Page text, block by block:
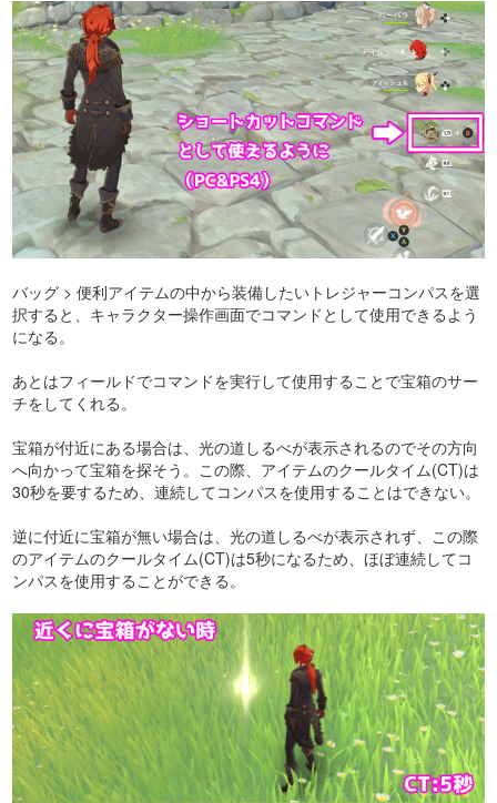
バッグ > 便利アイテムの中から装備したいトレジャーコンパスを選
択すると、キャラクター操作画面でコマンドとして使用できるよう
になる。
あとはフィールドでコマンドを実行して使用することで宝箱のサー
チをしてくれる。
宝箱が付近にある場合は、光の道しるべが表示されるのでその方向
へ向かって宝箱を探そう。この際、アイテムのクールタイム(CT)は
30秒を要するため、連続してコンパスを使用することはできない。
逆に付近に宝箱が無い場合は、光の道しるべが表示されず、この際
のアイテムのクールタイム(CT)は5秒になるため、ほぼ連続してコ
ンパスを使用することができる。